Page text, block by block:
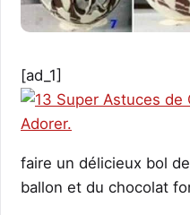
[ad_1]
faire un délicieux bol
ballon et du chocolat